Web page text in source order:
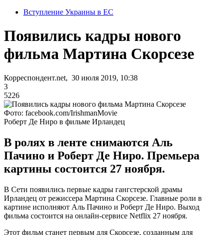
Вступление Украины в ЕС
Появились кадры нового
фильма Мартина Скорсезе
Корреспондент.net, 30 июля 2019, 10:38
3
5226
Фото: facebook.com/IrishmanMovie
Роберт Де Ниро в фильме Ирландец
В ролях в ленте снимаются Аль
Пачино и Роберт Де Ниро. Премьера
картины состоится 27 ноября.
В Сети появились первые кадры гангстерской драмы
Ирландец от режиссера Мартина Скорсезе. Главные роли в
картине исполняют Аль Пачино и Роберт Де Ниро. Выход
фильма состоится на онлайн-сервисе Netflix 27 ноября.
Этот фильм станет первым для Скорсезе, созданным для